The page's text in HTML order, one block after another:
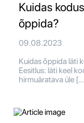
Kuidas
õppida?
09.08.2023
Kuidas õppida läti
Eesitlus: läti keel
hirmuäratava üle